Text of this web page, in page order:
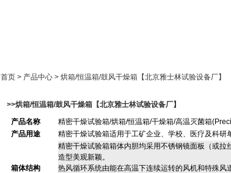
首页 > 产品中心 > 烘箱/恒温箱/鼓风干燥箱【北京雅士林试验设备厂】
>>烘箱/恒温箱/鼓风干燥箱【北京雅士林试验设备厂】
产品名称
精密干燥试验箱/烘箱/恒温箱/干燥箱/高温灭菌箱
产品用途
精密干燥试验箱适用于工矿企业、学校、医疗及科研
箱体结构
精密干燥试验箱箱体内胆均采用不锈钢镜面板（或拉
造型美观新颖。
热风循环系统由能在高温下连续运转的风机和特殊风